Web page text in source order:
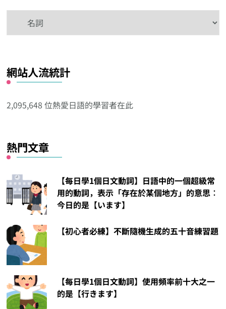
其
他
類
網站人流統計
2,095,648 位熱愛日語的學習者在此
熱門文章
【每日學1個日文動詞】日語中的一個超級常
用的動詞，表示「存在於某個地方」的意思︰
今日的是【います】
【初心者必練】不斷隨機生成的五十音練習題
【每日學1個日文動詞】使用頻率前十大之一
的是【行きます】